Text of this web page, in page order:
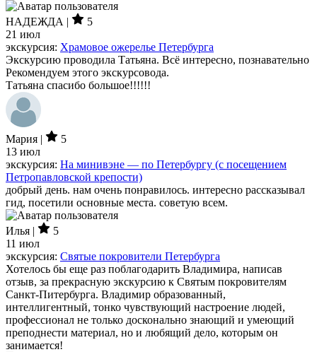
НАДЕЖДА |
5
21 июл
экскурсия: Храмовое ожерелье Петербурга
Экскурсию проводила Татьяна. Всё интересно, познавательно
Рекомендуем этого экскурсовода.
Татьяна спасибо большое!!!!!!
Мария |
5
13 июл
экскурсия: На минивэне — по Петербургу (с посещением
Петропавловской крепости)
добрый день. нам очень понравилось. интересно рассказывал
гид, посетили основные места. советую всем.
Илья |
5
11 июл
экскурсия: Святые покровители Петербурга
Хотелось бы еще раз поблагодарить Владимира, написав
отзыв, за прекрасную экскурсию к Святым покровителям
Санкт-Питербурга. Владимир образованный,
интеллигентный, тонко чувствующий настроение людей,
профессионал не только досконально знающий и умеющий
преподнести материал, но и любящий дело, которым он
занимается!